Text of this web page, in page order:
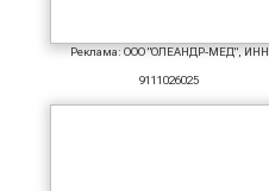
Реклама: ООО "ОЛЕАНДР-МЕД", ИНН
9111026025